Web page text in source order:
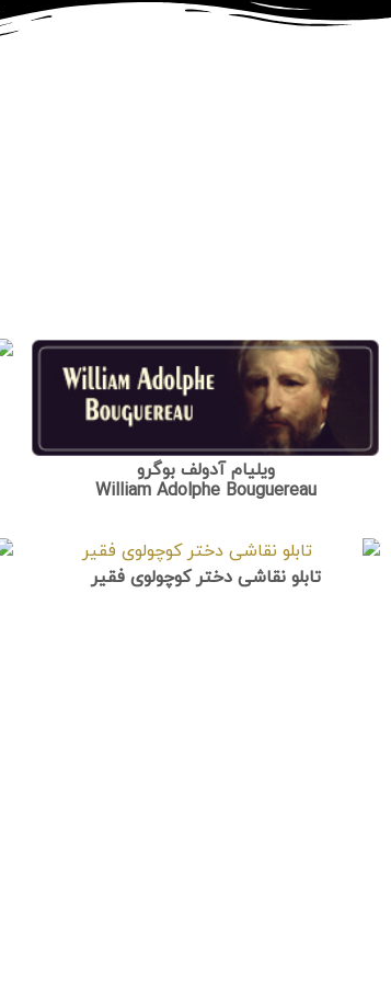
ویلیام آدولف بوگرو
William Adolphe Bouguereau
تابلو نقاشی دختر کوچولوی فقیر